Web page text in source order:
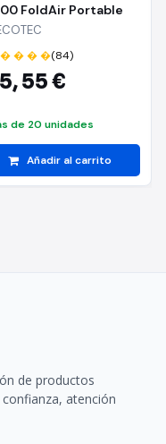
FoldAir Portable
de Pie
- 8000mAh -
y Telescopico
de 10" -
- 3
- 3 Tonos
- Color Blanc
� � �(84)
55 €
de 20 unidades
Añadir al carrito
de productos
atención